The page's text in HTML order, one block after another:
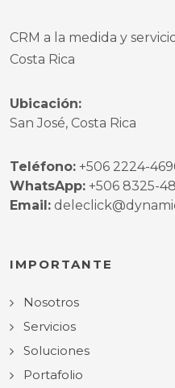
CRM a la medida y
Costa Rica
Ubicación:
San José, Costa Rica
Teléfono: +506 2224-
WhatsApp: +506 8325-
Email:
IMPORTANTE
Nosotros
Servicios
Soluciones
Portafolio